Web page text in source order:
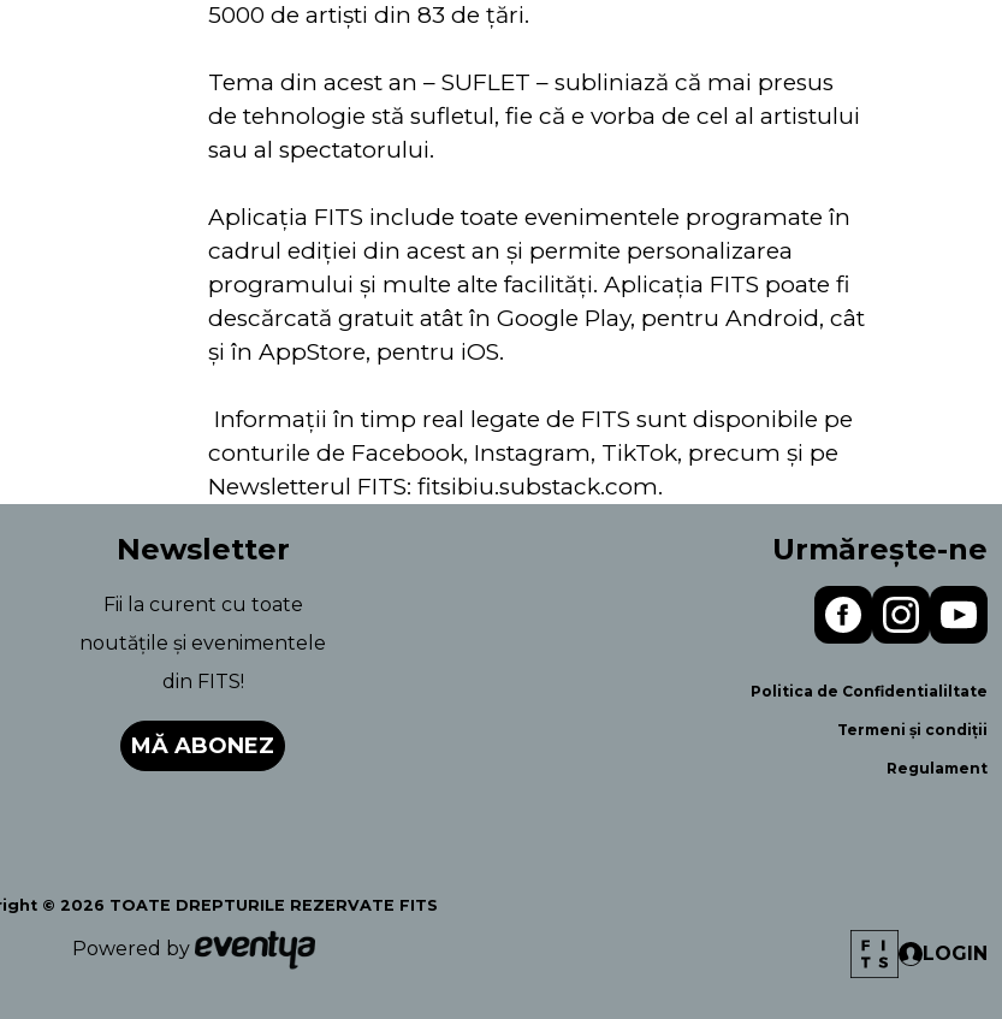
5000 de artişti din 83 de țări.
Tema din acest an – SUFLET – subliniază că mai presus
de tehnologie stă sufletul, fie că e vorba de cel al artistului
sau al spectatorului.
Aplicația FITS include toate evenimentele programate în
cadrul ediţiei din acest an şi permite personalizarea
programului şi multe alte facilități. Aplicaţia FITS poate fi
descărcată gratuit atât în Google Play, pentru Android, cât
și în AppStore, pentru iOS.
Informații în timp real legate de FITS sunt disponibile pe
conturile de Facebook, Instagram, TikTok, precum și pe
Newsletterul FITS: fitsibiu.substack.com.
Newsletter
Fii la curent cu toate
noutățile și evenimentele
din FITS!
MĂ ABONEZ
© 2026 TOATE DREPTURILE REZERVATE FITS
Urmărește-ne
Politica de Confidentialiltate
Termeni și condiții
Regulament
Powered by LOGIN